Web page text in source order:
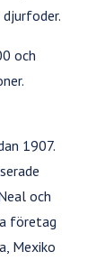
och
1907.
och
företag
Mexiko